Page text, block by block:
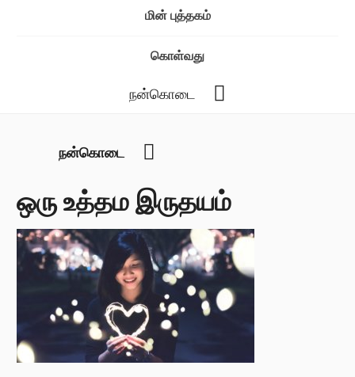
மின் புத்தகம்
கொள்வது
நன்கொடை
நன்கொடை
ஒரு உத்தம இருதயம்